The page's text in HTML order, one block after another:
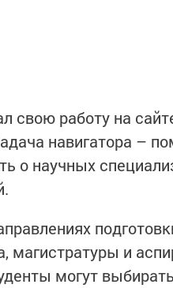
свою работу на
навигатора –
о научных
магистратуры и
могут выбирать